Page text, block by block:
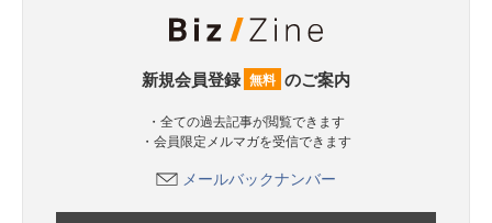
新規会員登録 無料 のご案内
・全ての過去記事が閲覧できます
・会員限定メルマガを受信できます
メールバックナンバー